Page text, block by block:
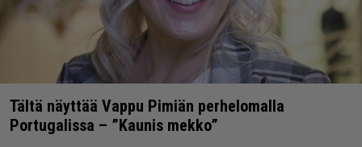
Tältä näyttää Vappu Pimiän perhelomalla
Portugalissa – ”Kaunis mekko”